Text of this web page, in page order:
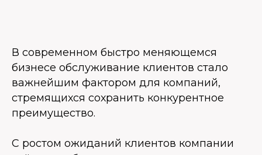
В современном быстро меняющемся
бизнесе обслуживание клиентов стало
важнейшим фактором для компаний,
стремящихся сохранить конкурентное
преимущество.
С ростом ожиданий клиентов компании